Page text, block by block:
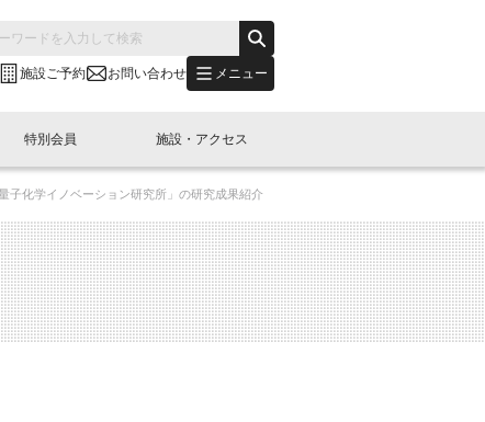
施設ご予約 お問い合わせ メニュー
別会員開催
展・参加
BioBAY TOKYO"？
Letter)
ラム
ュース・事業紹介
ベント
LINK-J WEST
橋エリアについて
特別会員
込み
施設・アクセス
約
子化学イノベーション研究所」の研究成果紹介